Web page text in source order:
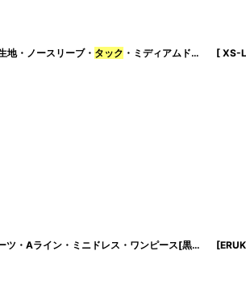
地・ノースリーブ・ タック ・ミディアムドレス・ワンピース[MIRIN・薗田杏奈着用][送料無料] [ XS-
・Aライン・ミニドレス・ワンピース[黒木麗奈着用][送料無料]